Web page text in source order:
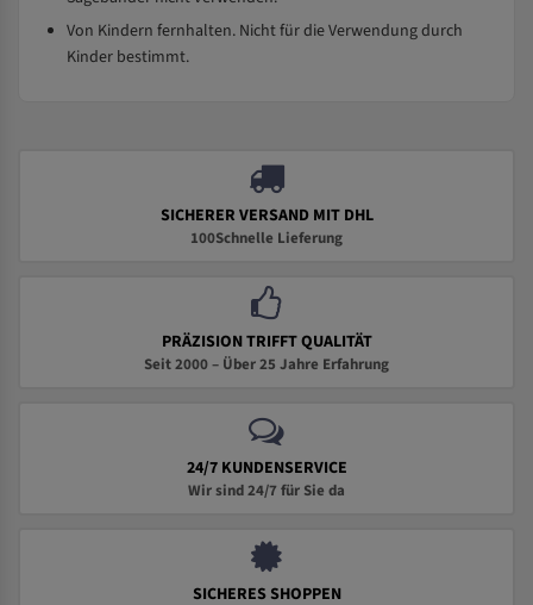
Von Kindern fernhalten. Nicht für die Verwendung durch
Kinder bestimmt.
SICHERER VERSAND MIT DHL
100Schnelle Lieferung
PRÄZISION TRIFFT QUALITÄT
Seit 2000 – Über 25 Jahre Erfahrung
24/7 KUNDENSERVICE
Wir sind 24/7 für Sie da
SICHERES SHOPPEN